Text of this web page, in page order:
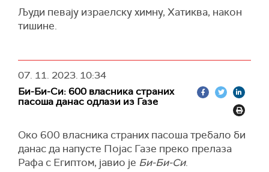
Људи певају израелску химну, Хатиква, након
тишине.
07. 11. 2023. 10:34
Би-Би-Си: 600 власника страних
пасоша данас одлази из Газе
Око 600 власника страних пасоша требало би
данас да напусте Појас Газе преко прелаза
Рафа с Египтом, јавио је Би-Би-Си.